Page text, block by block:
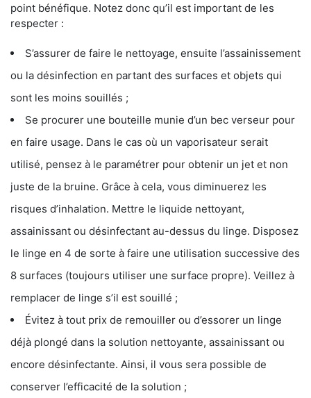
point bénéfique. Notez donc qu’il est important de les
respecter :
S’assurer de faire le nettoyage, ensuite l’assainissement
ou la désinfection en partant des surfaces et objets qui
sont les moins souillés ;
Se procurer une bouteille munie d’un bec verseur pour
en faire usage. Dans le cas où un vaporisateur serait
utilisé, pensez à le paramétrer pour obtenir un jet et non
juste de la bruine. Grâce à cela, vous diminuerez les
risques d’inhalation. Mettre le liquide nettoyant,
assainissant ou désinfectant au-dessus du linge. Disposez
le linge en 4 de sorte à faire une utilisation successive des
8 surfaces (toujours utiliser une surface propre). Veillez à
remplacer de linge s’il est souillé ;
Évitez à tout prix de remouiller ou d’essorer un linge
déjà plongé dans la solution nettoyante, assainissant ou
encore désinfectante. Ainsi, il vous sera possible de
conserver l’efficacité de la solution ;